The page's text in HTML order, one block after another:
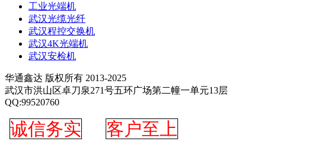
工业光端机
武汉光缆光纤
武汉程控交换机
武汉4K光端机
武汉安检机
华通鑫达 版权所有 2013-2025
武汉市洪山区卓刀泉271号五环广场第二幢一单元13层
QQ:99520760
诚信务实 客户至上